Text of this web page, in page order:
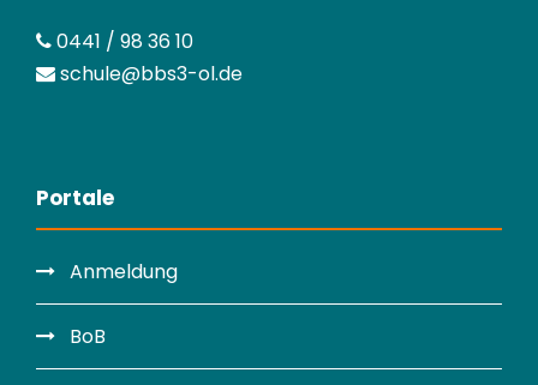
0441 / 98 36 10
schule@bbs3-ol.de
Portale
Anmeldung
BoB